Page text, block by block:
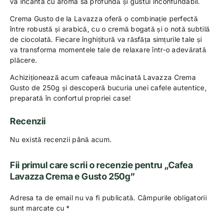
Crema Gusto de la Lavazza oferă o combinație perfectă
între robustă și arabică, cu o cremă bogată și o notă subtilă
de ciocolată. Fiecare înghițitură va răsfăța simțurile tale și
va transforma momentele tale de relaxare într-o adevărată
plăcere.
Achiziționează acum cafeaua măcinată Lavazza Crema
Gusto de 250g și descoperă bucuria unei cafele autentice,
preparată în confortul propriei case!
Recenzii
Nu există recenzii până acum.
Fii primul care scrii o recenzie pentru „Cafea
Lavazza Crema e Gusto 250g”
Adresa ta de email nu va fi publicată. Câmpurile obligatorii
sunt marcate cu *